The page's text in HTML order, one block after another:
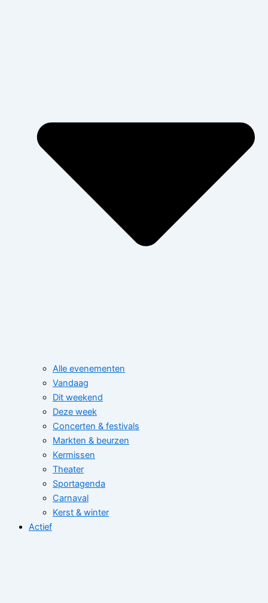
Alle evenementen
Vandaag
Dit weekend
Deze week
Concerten & festivals
Markten & beurzen
Kermissen
Theater
Sportagenda
Carnaval
Kerst & winter
Actief